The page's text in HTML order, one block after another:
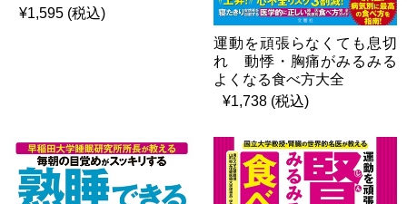
¥1,595 (税込)
運動を頑張らなくても息切
れ 動悸・胸痛がみるみる
よくなる食べ方大全
¥1,738 (税込)